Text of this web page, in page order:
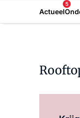
Actueel
5